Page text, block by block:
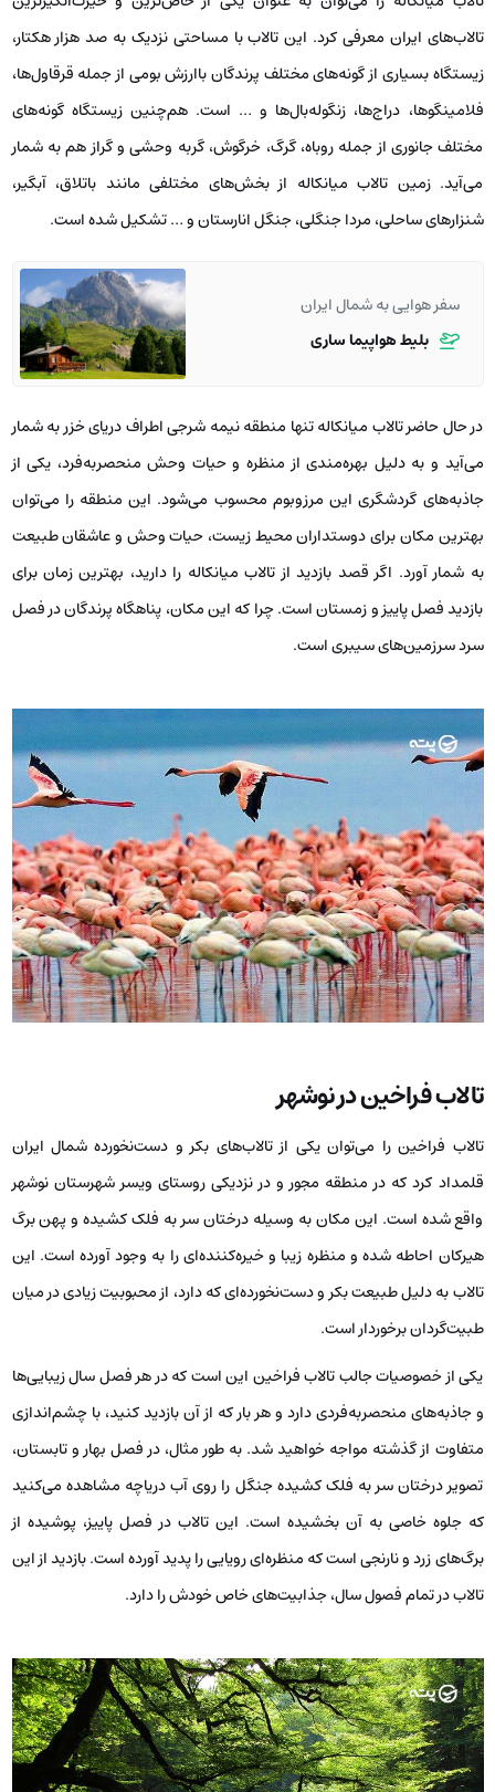
تالاب‌های ایران معرفی کرد. این تالاب با مساحتی نزدیک به صد هزار هکتار،
زیستگاه بسیاری از گونه‌های مختلف پرندگان باارزش بومی از جمله قرقاول‌ها،
فلامینگوها، دراج‌ها، زنگوله‌بال‌ها و … است. هم‌چنین زیستگاه گونه‌های
مختلف جانوری از جمله روباه، گرگ، خرگوش، گربه وحشی و گراز هم به شمار
می‌آید. زمین تالاب میانکاله از بخش‌های مختلفی مانند باتلاق، آبگیر،
شنزارهای ساحلی، مردا جنگلی، جنگل انارستان و … تشکیل شده است.
سفر هوایی به شمال ایران
بلیط هواپیما ساری
در حال حاضر تالاب میانکاله تنها منطقه نیمه شرجی اطراف دریای خزر به شمار
می‌آید و به دلیل بهره‌مندی از منظره و حیات وحش منحصربه‌فرد، یکی از
جاذبه‌های گردشگری این مرزوبوم محسوب می‌شود. این منطقه را می‌توان
بهترین مکان برای دوستداران محیط زیست، حیات وحش و عاشقان طبیعت
به شمار آورد. اگر قصد بازدید از تالاب میانکاله را دارید، بهترین زمان برای
بازدید فصل پاییز و زمستان است. چرا که این مکان، پناهگاه پرندگان در فصل
سرد سرزمین‌های سیبری است.
تالاب فراخین در نوشهر
تالاب فراخین را می‌توان یکی از تالاب‌های بکر و دست‌نخورده شمال ایران
قلمداد کرد که در منطقه مجور و در نزدیکی روستای ویسر شهرستان نوشهر
واقع شده است. این مکان به وسیله درختان سر به فلک کشیده و پهن برگ
هیرکان احاطه شده و منظره زیبا و خیره‌کننده‌ای را به وجود آورده است. این
تالاب به دلیل طبیعت بکر و دست‌نخورده‌ای که دارد، از محبوبیت زیادی در میان
طبیت‌گردان برخوردار است.
یکی از خصوصیات جالب تالاب فراخین این است که در هر فصل سال زیبایی‌ها
و جاذبه‌های منحصربه‌فردی دارد و هر بار که از آن بازدید کنید، با چشم‌اندازی
متفاوت از گذشته مواجه خواهید شد. به طور مثال، در فصل بهار و تابستان،
تصویر درختان سر به فلک کشیده جنگل را روی آب دریاچه مشاهده می‌کنید
که جلوه خاصی به آن بخشیده است. این تالاب در فصل پاییز، پوشیده از
برگ‌های زرد و نارنجی است که منظره‌ای رویایی را پدید آورده است. بازدید از این
تالاب در تمام فصول سال، جذابیت‌های خاص خودش را دارد.